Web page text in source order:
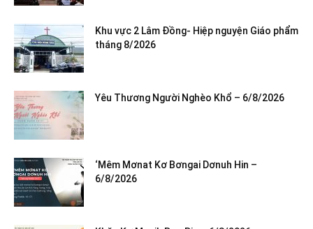
Khu vực 2 Lâm Đồng- Hiệp nguyện Giáo phẩm
tháng 8/2026
Yêu Thương Người Nghèo Khổ – 6/8/2026
‘Mêm Mơnat Kơ Bơngai Dơnuh Hin –
6/8/2026